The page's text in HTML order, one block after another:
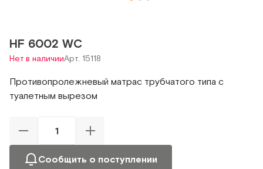
HF 6002 WC
Нет в наличииАрт. 15118
Противопролежневый матрас трубчатого типа с
туалетным вырезом
Сообщить о поступлении